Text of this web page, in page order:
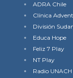
ADRA Chile
Clínica
División
Educa Hope
Feliz 7 Play
NT Play
Radio UNACH